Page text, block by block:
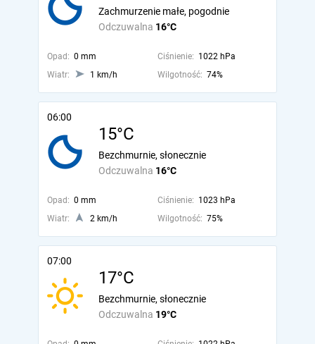
Odczuwalna 16°C
Zachmurzenie małe, pogodnie
Opad: 0 mm Ciśnienie: 1022 hPa
Wiatr:
1 km/h Wilgotność: 74%
06:00
15°C
Odczuwalna 16°C
Bezchmurnie, słonecznie
Opad: 0 mm Ciśnienie: 1023 hPa
Wiatr:
2 km/h Wilgotność: 75%
07:00
17°C
Odczuwalna 19°C
Bezchmurnie, słonecznie